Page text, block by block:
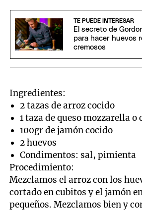
TE PUEDE INTERESAR
El secreto de
para hacer huevos
cremosos
Ingredientes:
2 tazas de arroz cocido
1 taza de queso mozzarella o
100gr de jamón cocido
2 huevos
Condimentos: sal, pimienta
Procedimiento:
Mezclamos el arroz con los
cortado en cubitos y el jamón
pequeños. Mezclamos bien y